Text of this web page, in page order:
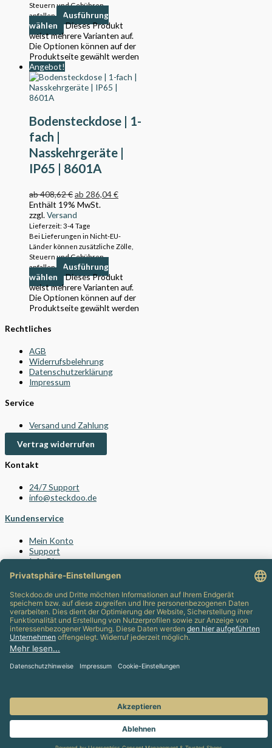
Steuern und Gebühren
anfallen.
Ausführung
wählen
Dieses Produkt
weist mehrere Varianten auf.
Die Optionen können auf der
Produktseite gewählt werden
Angebot!
Bodensteckdose | 1-
fach |
Nasskehrgeräte |
IP65 | 8601A
ab408,62€ab 286,04€
Enthält 19% MwSt.
zzgl.Versand
Lieferzeit: 3-4 Tage
Bei Lieferungen in Nicht-EU-
Länder können zusätzliche Zölle,
Steuern und Gebühren
anfallen.
Ausführung
wählen
Dieses Produkt
weist mehrere Varianten auf.
Die Optionen können auf der
Produktseite gewählt werden
Rechtliches
AGB
Widerrufsbelehrung
Datenschutzerklärung
Impressum
Service
Versand und Zahlung
Vertrag widerrufen
Kontakt
24/7 Support
info@steckdoo.de
Kundenservice
Mein Konto
Support
Info-Blog
Häufig gestellte Fragen (FAQ)
© 2022 - 2026 STECKDOO